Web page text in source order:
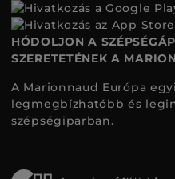
HÓDOLJON A
SZERETETÉNEK A
A Marionnaud Európa
legmegbízhatóbb és
szépségiparban.